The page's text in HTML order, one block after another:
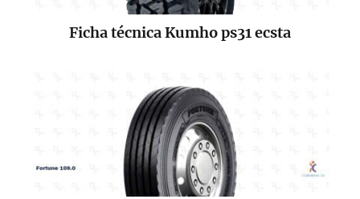
Ficha técnica Kumho ps31 ecsta